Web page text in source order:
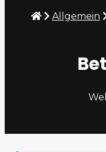
Allgemein